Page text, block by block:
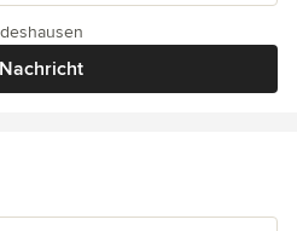
Nachricht